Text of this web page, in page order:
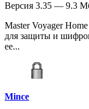
Версия 3.35 — 9.3
Master Voyager
для защиты и
ее...
Mince